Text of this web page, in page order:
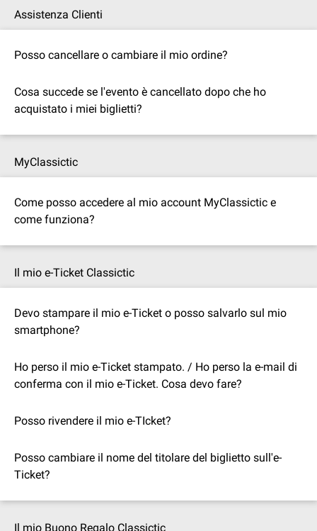
Assistenza Clienti
Posso cancellare o cambiare il mio ordine?
Cosa succede se l'evento è cancellato dopo che ho
acquistato i miei biglietti?
MyClassictic
Come posso accedere al mio account MyClassictic e
come funziona?
Il mio e-Ticket Classictic
Devo stampare il mio e-Ticket o posso salvarlo sul mio
smartphone?
Ho perso il mio e-Ticket stampato. / Ho perso la e-mail di
conferma con il mio e-Ticket. Cosa devo fare?
Posso rivendere il mio e-TIcket?
Posso cambiare il nome del titolare del biglietto sull'e-
Ticket?
Il mio Buono Regalo Classictic